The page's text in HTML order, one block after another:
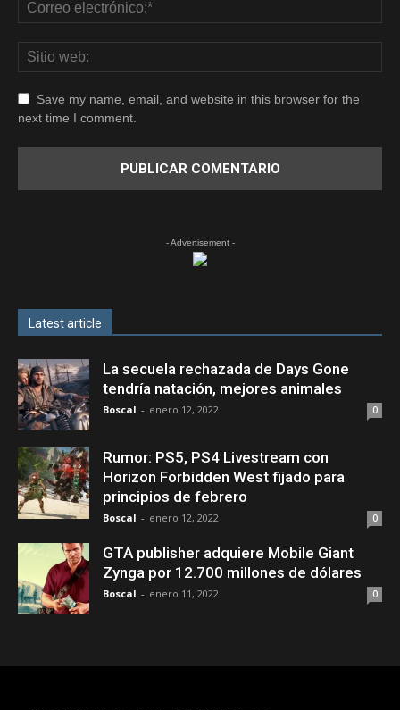
Save my name, email, and website in this browser for the
next time I comment.
- Advertisement -
Latest article
La secuela rechazada de Days Gone
tendría natación, mejores animales
Boscal - enero 12, 2022 0
Rumor: PS5, PS4 Livestream con
Horizon Forbidden West fijado para
principios de febrero
Boscal - enero 12, 2022 0
GTA publisher adquiere Mobile Giant
Zynga por 12.700 millones de dólares
Boscal - enero 11, 2022 0